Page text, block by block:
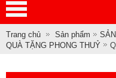
Trang chủ Sản phẩm
QUÀ TẶNG PHONG THUỶ